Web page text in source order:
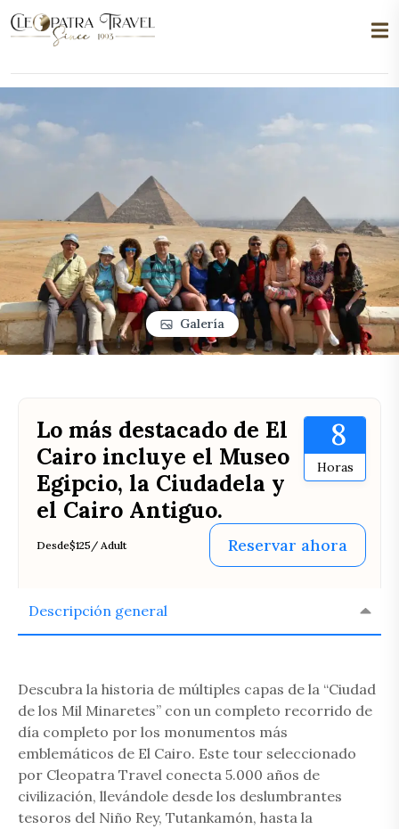
Galería
Lo más destacado de El
Cairo incluye el Museo
Egipcio, la Ciudadela y
el Cairo Antiguo.
8
Horas
Desde$125 / Adult Reservar ahora
Descripción general
Descubra la historia de múltiples capas de la “Ciudad
de los Mil Minaretes” con un completo recorrido de
día completo por los monumentos más
emblemáticos de El Cairo. Este tour seleccionado
por Cleopatra Travel conecta 5.000 años de
civilización, llevándole desde los deslumbrantes
tesoros del Niño Rey, Tutankamón, hasta la